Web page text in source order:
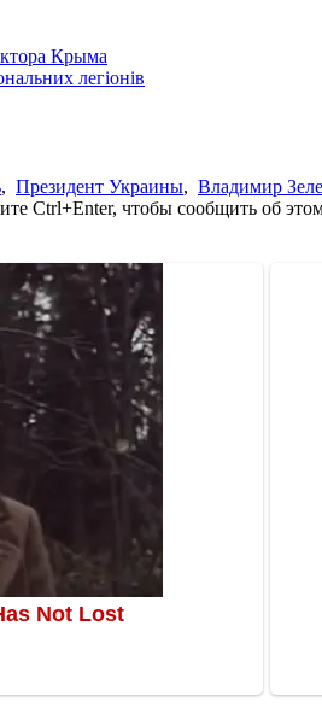
Крыма
легіонів
, Президент Украины, Владимир
Ctrl+Enter, чтобы сообщить об